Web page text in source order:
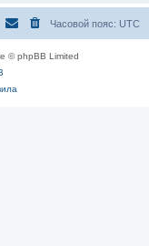
Часовой пояс: UTC
© phpBB Limited